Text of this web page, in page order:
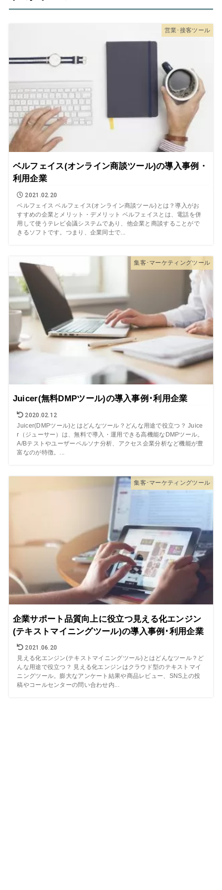
営業･接客ツール
ベルフェイス(オンライン商談ツール)の導入事例・
利用企業
2021.02.20
ベルフェイス ベルフェイス(オンライン商談ツール)とは？導入がお
すすめの企業とメリット・デメリット ベルフェイスとは、電話を併
用して使うテレビ会議システムであり、他企業と商談することがで
きるソフトです。つまり、企業同士で...
集客･マーケティングツール
Juicer(無料DMPツール)の導入事例･利用企業
2020.02.12
Juicer(DMPツール)とはどんなツール？どんな用途で役立つ？ Juice
r（ジューサー）は、無料で導入・運用できる高機能なDMPツール。
A/Bテストやユーザーペルソナ分析、アクセス企業分析など機能が豊
富なのが特徴。...
集客･マーケティングツール
企業サポート品質向上に役立つ見える化エンジン
(テキストマイニングツール)の導入事例･利用企業
2021.06.20
見える化エンジン(テキストマイニングツール)とはどんなツール？ど
んな用途で役立つ？ 見える化エンジンはクラウド型のテキストマイ
ニングツール。膨大なアンケート結果や商品レビュー、SNS上の投
稿やコールセンターの問い合わせ内...